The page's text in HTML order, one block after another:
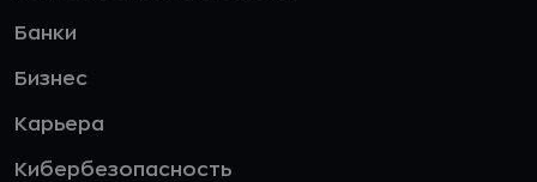
Банки
Бизнес
Карьера
Кибербезопасность